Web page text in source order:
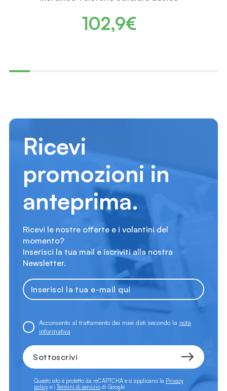
102,9€
Ricevi
promozioni in
anteprima.
Ricevi le nostre offerte e i volantini del
momento?
Inserisci la tua mail e iscriviti alla nostra
Newsletter.
Acconsento al trattamento dei miei dati secondo la nota
informativa
Sottoscrivi
Questo sito è protetto da reCAPTCHA e si applicano la Privacy
policye iTermini di serviziodi Google